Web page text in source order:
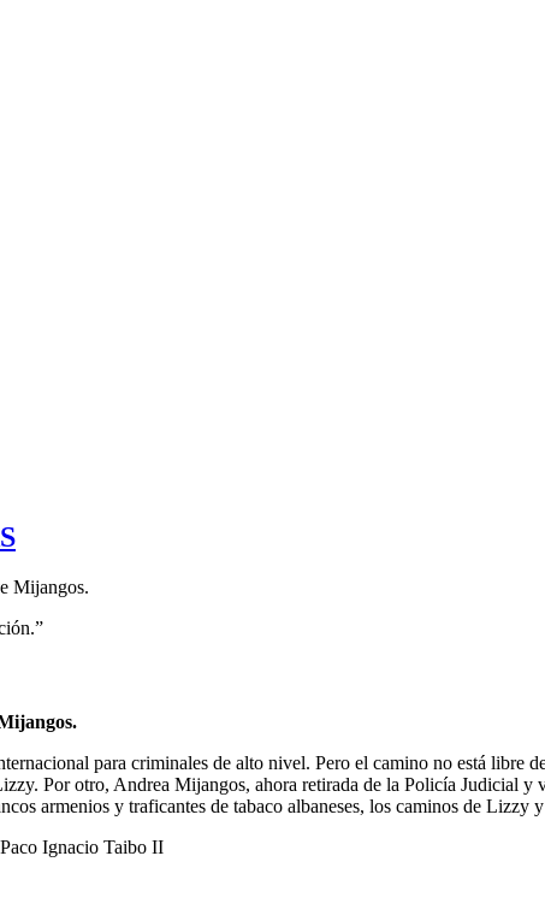
Mijangos.
para criminales de alto nivel. Pero el camino no está libre
Por otro, Andrea Mijangos, ahora retirada de la Policía Judicial y
armenios y traficantes de tabaco albaneses, los caminos de Lizzy
Ignacio Taibo II